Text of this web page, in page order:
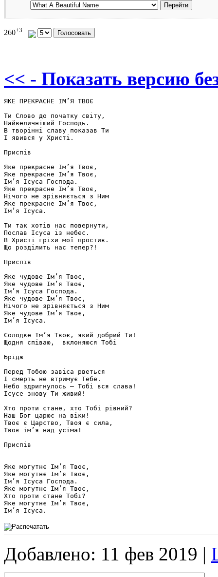
260+3
<< - Показать версию
ЯКЕ ПРЕКРАСНЕ ІМ’Я ТВОЄ
Ти Слово до початку світу,
Найвеличніший Господь.
В творінні славу показав Ти
І явився у Христі.
Приспів
Яке прекрасне Ім’я Твоє,
Яке прекрасне Ім’я Твоє,
Ім’я Ісуса Господа.
Яке прекрасне Ім’я Твоє,
Нічого не зрівняється з Ним
Яке прекрасне Ім’я Твоє,
Ім’я Ісуса.
Ти так хотів нас повернути,
Послав Ісуса із небес.
В Христі гріхи мої простив.
Що розділить нас тепер?!
Приспів
Яке чудове Ім’я Твоє,
Яке чудове Ім’я Твоє,
Ім’я Ісуса Господа.
Яке чудове Ім’я Твоє,
Нічого не зрівняється з Ним
Яке чудове Ім’я Твоє,
Ім’я Ісуса.
Солодке Ім’я Твоє, який добрий Ти!
Щодня співаю,  вклоняюся Тобі
Брідж
Перед Тобою завіса рветься
І смерть не втримує Тебе.
Небо здригнулось – Тобі вся слава!
Ісусе знову Ти живий!
Хто проти стане, хто Тобі рівний?
Наш Бог царює на віки!
Твоє є Царство, Твоя є сила,
Твоє ім’я над усіма!
Приспів
Яке могутнє Ім’я Твоє,
Яке могутнє Ім’я Твоє,
Ім’я Ісуса Господа.
Яке могутнє Ім’я Твоє,
Хто проти стане Тобі?
Яке могутнє Ім’я Твоє,
Добавлено: 11 фев 2019 |